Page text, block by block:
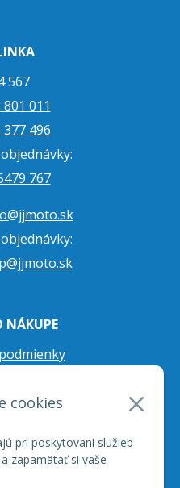
cookies
pri poskytovaní služieb
zapamätať si vaše
567
011
377 496
767
NÁKUPE